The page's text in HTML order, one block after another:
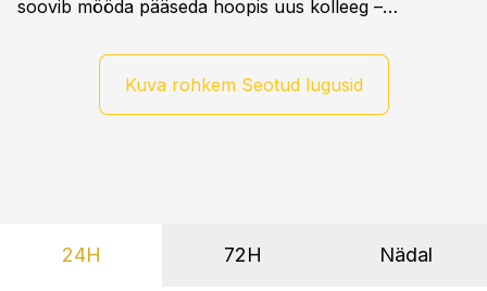
soovib mööda pääseda hoopis uus kolleeg –
vajadusel ja annab eesti keeles teada, et aeg on
põrandad särama lüüa.Kuva rohkem Seotud lugusid
24H 72H Nädal